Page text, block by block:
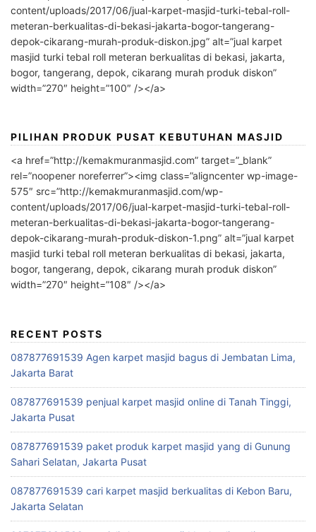
content/uploads/2017/06/jual-karpet-masjid-turki-tebal-roll-
meteran-berkualitas-di-bekasi-jakarta-bogor-tangerang-
depok-cikarang-murah-produk-diskon.jpg” alt=”jual karpet
masjid turki tebal roll meteran berkualitas di bekasi, jakarta,
bogor, tangerang, depok, cikarang murah produk diskon”
width=”270″ height=”100″ /></a>
PILIHAN PRODUK PUSAT KEBUTUHAN MASJID
<a href=”http://kemakmuranmasjid.com” target=”_blank”
rel=”noopener noreferrer”><img class=”aligncenter wp-image-
575″ src=”http://kemakmuranmasjid.com/wp-
content/uploads/2017/06/jual-karpet-masjid-turki-tebal-roll-
meteran-berkualitas-di-bekasi-jakarta-bogor-tangerang-
depok-cikarang-murah-produk-diskon-1.png” alt=”jual karpet
masjid turki tebal roll meteran berkualitas di bekasi, jakarta,
bogor, tangerang, depok, cikarang murah produk diskon”
width=”270″ height=”108″ /></a>
RECENT POSTS
087877691539 Agen karpet masjid bagus di Jembatan Lima,
Jakarta Barat
087877691539 penjual karpet masjid online di Tanah Tinggi,
Jakarta Pusat
087877691539 paket produk karpet masjid yang di Gunung
Sahari Selatan, Jakarta Pusat
087877691539 cari karpet masjid berkualitas di Kebon Baru,
Jakarta Selatan